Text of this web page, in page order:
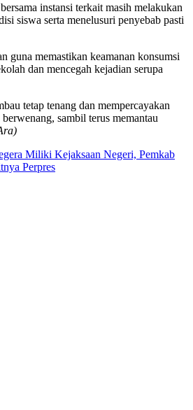
instansi terkait masih melakukan
siswa serta menelusuri penyebab pasti
guna memastikan keamanan konsumsi
dan mencegah kejadian serupa
tetap tenang dan mempercayakan
sambil terus memantau
Miliki Kejaksaan Negeri, Pemkab
Perpres